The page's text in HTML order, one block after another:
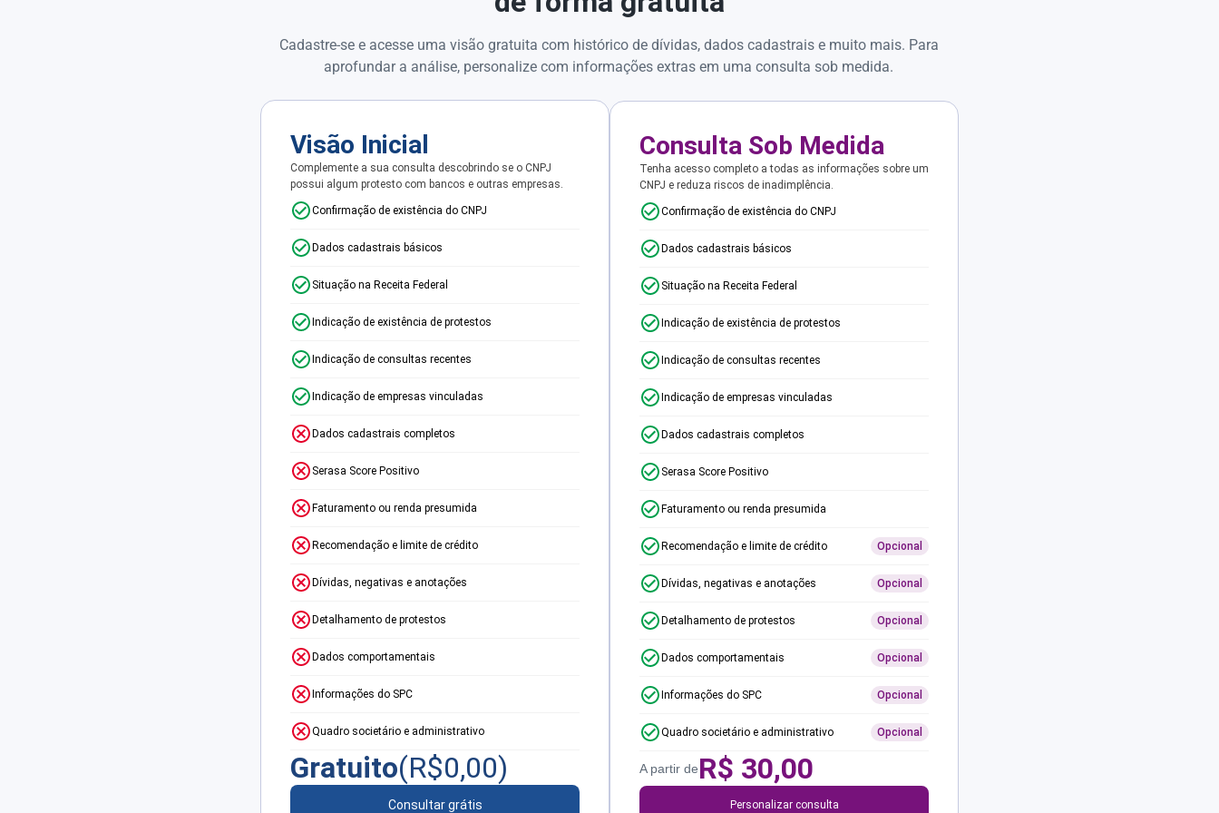
Cadastre-se e acesse uma visão gratuita com histórico de dívidas, dados cadastrais e muito mais. Para
aprofundar a análise, personalize com informações extras em uma consulta sob medida.
Visão Inicial
Complemente a sua consulta descobrindo se o CNPJ
possui algum protesto com bancos e outras empresas.
Confirmação de existência do CNPJ
Dados cadastrais básicos
Situação na Receita Federal
Indicação de existência de protestos
Indicação de consultas recentes
Indicação de empresas vinculadas
Dados cadastrais completos
Serasa Score Positivo
Faturamento ou renda presumida
Recomendação e limite de crédito
Dívidas, negativas e anotações
Detalhamento de protestos
Dados comportamentais
Informações do SPC
Quadro societário e administrativo
Gratuito(R$0,00)
Consultar grátis
Consulta Sob Medida
Tenha acesso completo a todas as informações sobre um
CNPJ e reduza riscos de inadimplência.
Confirmação de existência do CNPJ
Dados cadastrais básicos
Situação na Receita Federal
Indicação de existência de protestos
Indicação de consultas recentes
Indicação de empresas vinculadas
Dados cadastrais completos
Serasa Score Positivo
Faturamento ou renda presumida
Recomendação e limite de crédito Opcional
Dívidas, negativas e anotações Opcional
Detalhamento de protestos Opcional
Dados comportamentais Opcional
Informações do SPC Opcional
Quadro societário e administrativo Opcional
A partir deR$ 30,00
Personalizar consulta